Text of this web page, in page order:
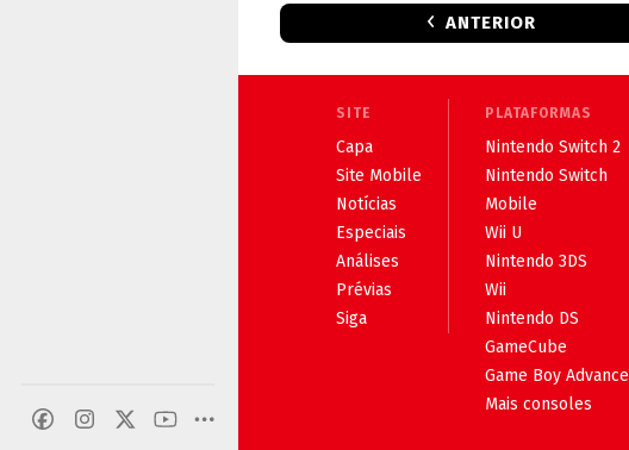
ANTERIOR
SITE
Capa
Site Mobile
Notícias
Especiais
Análises
Prévias
Siga
PLATAFORMAS
Nintendo Switch 2
Nintendo Switch
Mobile
Wii U
Nintendo 3DS
Wii
Nintendo DS
GameCube
Game Boy Advance
Mais consoles